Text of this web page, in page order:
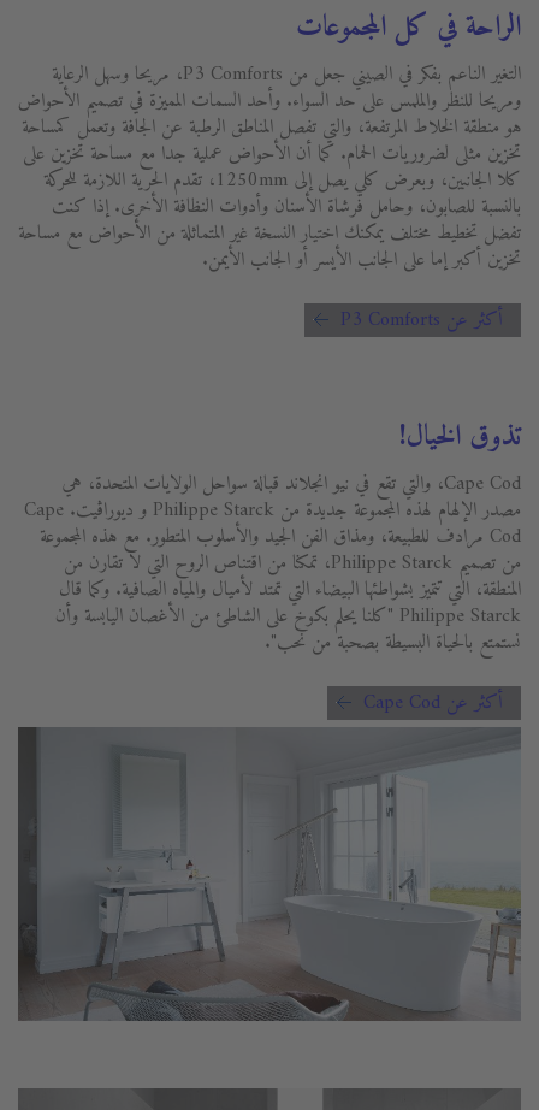
الراحة في كل المجموعات
التغير الناعم بفكر في الصيني جعل من P3 Comforts، مريحا وسهل الرعاية
ومريحا للنظر والملمس على حد السواء. وأحد السمات المميزة في تصميم الأحواض
هو منطقة الخلاط المرتفعة، والتي تفصل المناطق الرطبة عن الجافة وتعمل كمساحة
تخزين مثلى لضروريات الحمام. كما أن الأحواض عملية جدا مع مساحة تخزين على
كلا الجانبين، وبعرض كلي يصل إلى 1250mm، تقدم الحرية اللازمة للحركة
بالنسبة للصابون، وحامل فرشاة الأسنان وأدوات النظافة الأخرى. إذا كنت
تفضل تخطيط مختلف يمكنك اختيار النسخة غير المتماثلة من الأحواض مع مساحة
تخزين أكبر إما على الجانب الأيسر أو الجانب الأيمن.
أكثر عن P3 Comforts
تذوق الخيال!
Cape Cod، والتي تقع في نيو انجلاند قبالة سواحل الولايات المتحدة، هي
مصدر الإلهام لهذه المجموعة جديدة من Philippe Starck و ديوراڨيت. Cape
Cod مرادف للطبيعة، ومذاق الفن الجيد والأسلوب المتطور. مع هذه المجموعة
من تصميم Philippe Starck، تمكنا من اقتناص الروح التي لا تقارن من
المنطقة، التي تتميز بشواطئها البيضاء التي تمتد لأميال والمياه الصافية. وكما قال
Philippe Starck "كلنا يحلم بكوخ على الشاطئ من الأغصان اليابسة وأن
نستمتع بالحياة البسيطة بصحبة من نحب".
أكثر عن Cape Cod